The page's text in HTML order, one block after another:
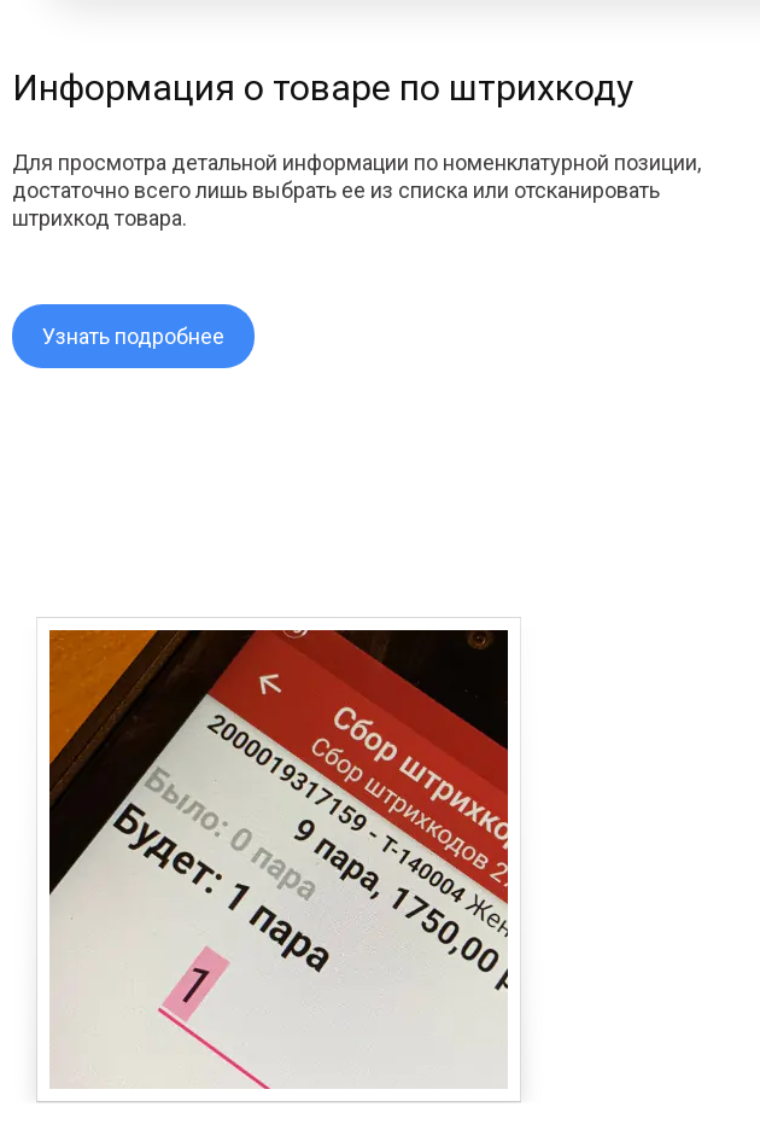
Информация о товаре по штрихкоду
Для просмотра детальной информации по номенклатурной позиции,
достаточно всего лишь выбрать ее из списка или отсканировать
штрихкод товара.
Узнать подробнее